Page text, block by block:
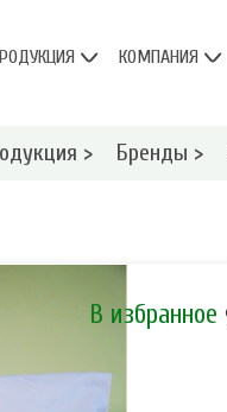
КОМПАНИЯ
> Бренды >
В избранное